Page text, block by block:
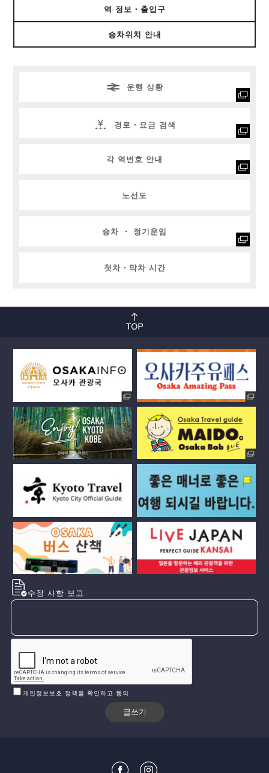
역 정보・출입구
승차위치 안내
운행 상황
경로・요금 검색
각 역번호 안내
노선도
승차 ・ 정기운임
첫차・막차 시간
수정 사항 보고
개인정보보호 정책을 확인하고 동의